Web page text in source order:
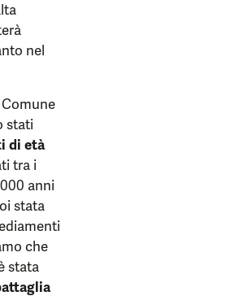
nel
stati
di età
tra i
anni
stata
che
stata